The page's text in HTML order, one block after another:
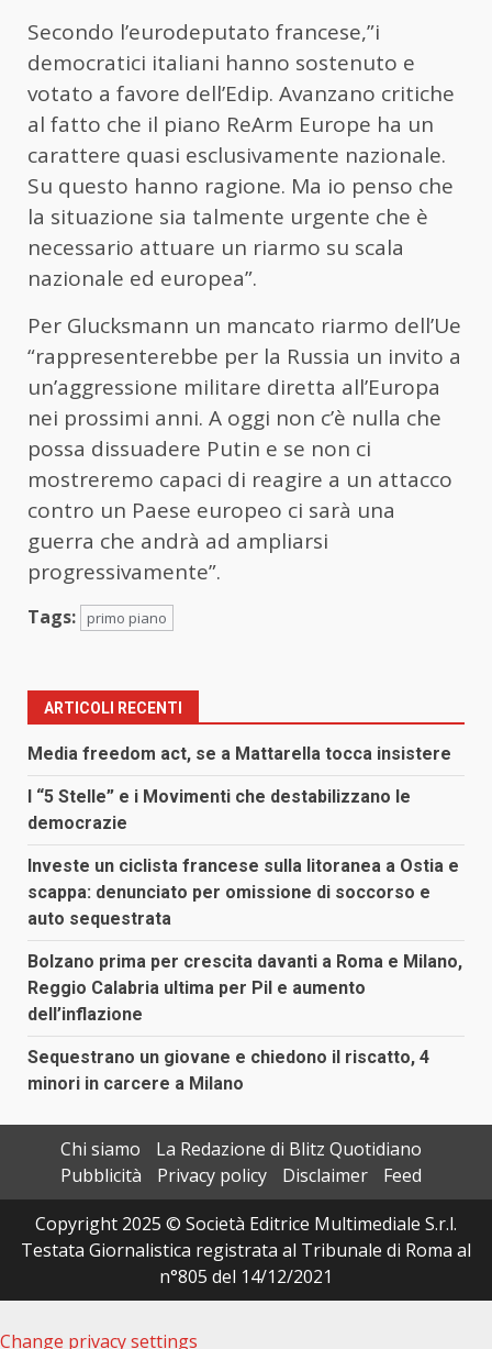
Secondo l’eurodeputato francese,”i
democratici italiani hanno sostenuto e
votato a favore dell’Edip. Avanzano critiche
al fatto che il piano ReArm Europe ha un
carattere quasi esclusivamente nazionale.
Su questo hanno ragione. Ma io penso che
la situazione sia talmente urgente che è
necessario attuare un riarmo su scala
nazionale ed europea”.
Per Glucksmann un mancato riarmo dell’Ue
“rappresenterebbe per la Russia un invito a
un’aggressione militare diretta all’Europa
nei prossimi anni. A oggi non c’è nulla che
possa dissuadere Putin e se non ci
mostreremo capaci di reagire a un attacco
contro un Paese europeo ci sarà una
guerra che andrà ad ampliarsi
progressivamente”.
Tags: primo piano
ARTICOLI RECENTI
Media freedom act, se a Mattarella tocca insistere
I “5 Stelle” e i Movimenti che destabilizzano le
democrazie
Investe un ciclista francese sulla litoranea a Ostia e
scappa: denunciato per omissione di soccorso e
auto sequestrata
Bolzano prima per crescita davanti a Roma e Milano,
Reggio Calabria ultima per Pil e aumento
dell’inflazione
Sequestrano un giovane e chiedono il riscatto, 4
minori in carcere a Milano
Chi siamo
La Redazione di Blitz Quotidiano
Pubblicità
Privacy policy Disclaimer
Feed
Copyright 2025 © Società Editrice Multimediale S.r.l.
Testata Giornalistica registrata al Tribunale di Roma al
n°805 del 14/12/2021
Change privacy settings